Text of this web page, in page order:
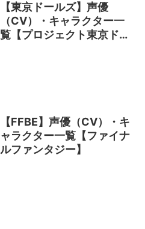
【東京ドールズ】声優
（CV）・キャラクター一
覧【プロジェクト東京ドー
【FFBE】声優（CV）・キ
ャラクター一覧【ファイナ
ルファンタジー】